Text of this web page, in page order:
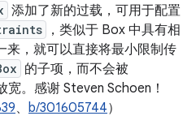
添加了新的过载，可用于配置
，类似于 Box 中具有相
来，就可以直接将最小限制传
的子项，而不会被
宽。感谢 Steven Schoen！
、 b/301605744）